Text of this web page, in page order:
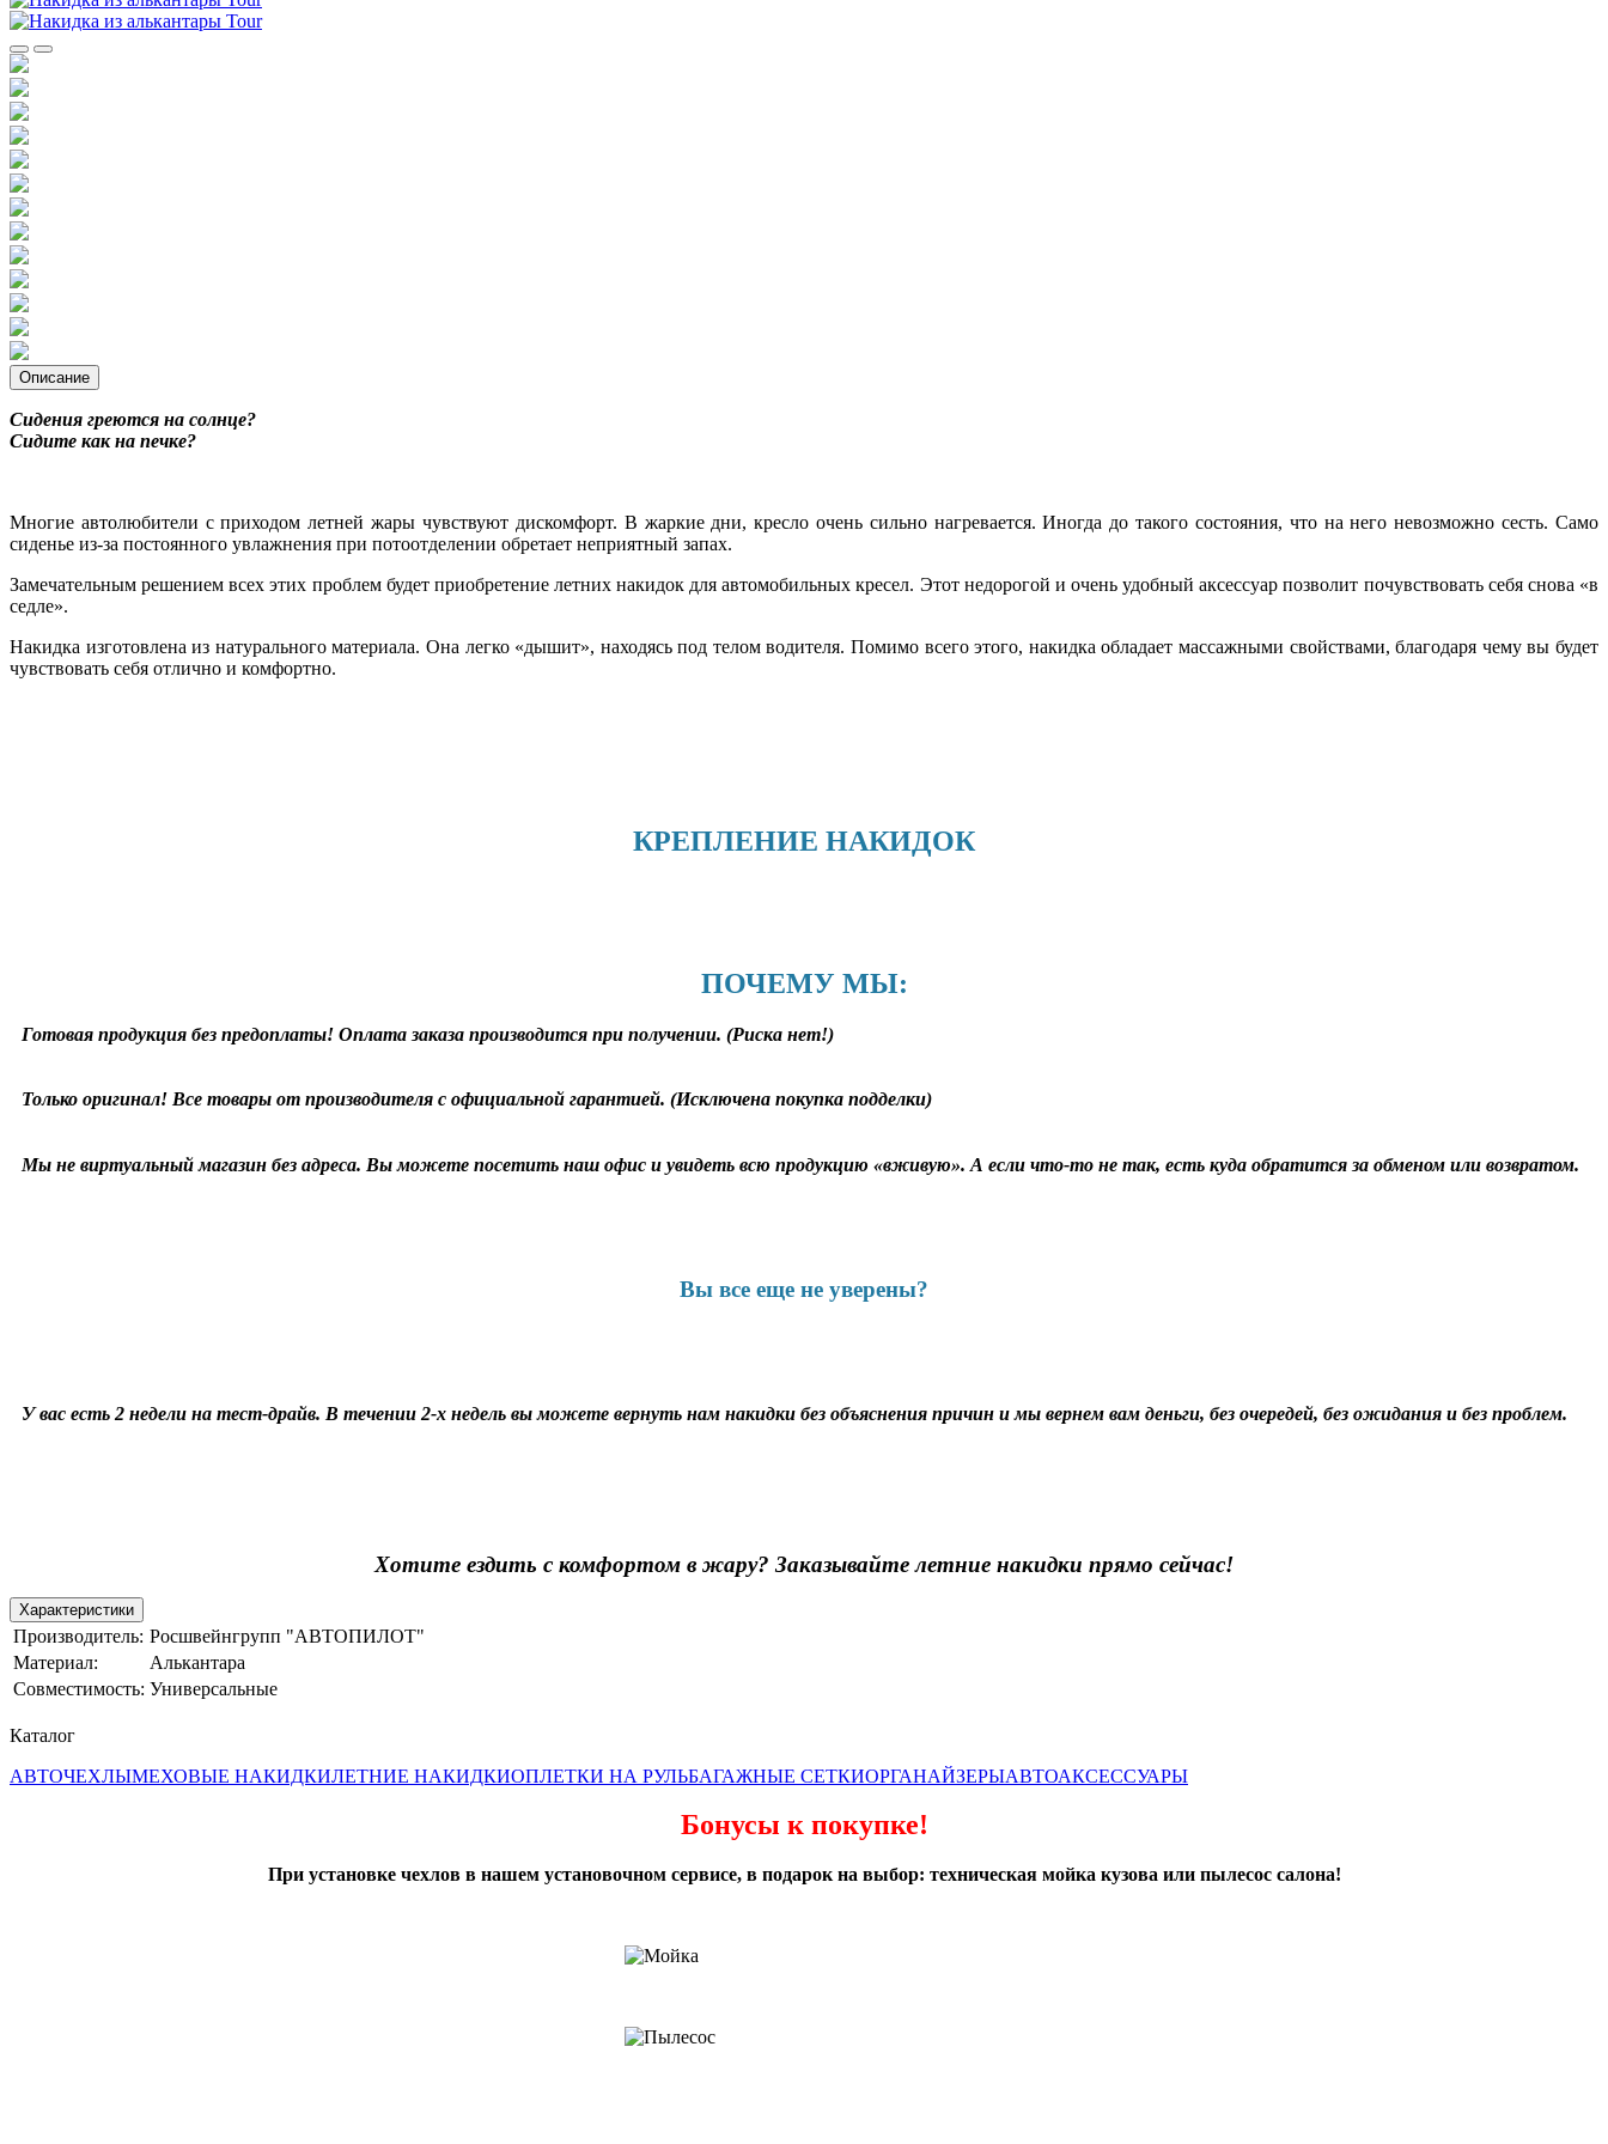
Описание
Сидения греются на солнце?
Сидите как на печке?
Многие автолюбители с приходом летней жары чувствуют дискомфорт. В жаркие дни, кресло очень сильно нагревается. Иногда до такого состояния, что на него невозможно сесть. Само
сиденье из-за постоянного увлажнения при потоотделении обретает неприятный запах.
Замечательным решением всех этих проблем будет приобретение летних накидок для автомобильных кресел. Этот недорогой и очень удобный аксессуар позволит почувствовать себя снова «в
седле».
Накидка изготовлена из натурального материала. Она легко «дышит», находясь под телом водителя. Помимо всего этого, накидка обладает массажными свойствами, благодаря чему вы будет
чувствовать себя отлично и комфортно.
КРЕПЛЕНИЕ НАКИДОК
ПОЧЕМУ МЫ:
Готовая продукция без предоплаты! Оплата заказа производится при получении. (Риска нет!)
Только оригинал! Все товары от производителя с официальной гарантией. (Исключена покупка подделки)
Мы не виртуальный магазин без адреса. Вы можете посетить наш офис и увидеть всю продукцию «вживую». А если что-то не так, есть куда обратится за обменом или возвратом.
Вы все еще не уверены?
У вас есть 2 недели на тест-драйв. В течении 2-х недель вы можете вернуть нам накидки без объяснения причин и мы вернем вам деньги, без очередей, без ожидания и без проблем.
Хотите ездить с комфортом в жару? Заказывайте летние накидки прямо сейчас!
Характеристики
Производитель: Росшвейнгрупп "АВТОПИЛОТ"
Материал:
Алькантара
Совместимость: Универсальные
Каталог
АВТОЧЕХЛЫМЕХОВЫЕ НАКИДКИЛЕТНИЕ НАКИДКИОПЛЕТКИ НА РУЛЬБАГАЖНЫЕ СЕТКИОРГАНАЙЗЕРЫАВТОАКСЕССУАРЫ
Бонусы к покупке!
При установке чехлов в нашем установочном сервисе, в подарок на выбор: техническая мойка кузова или пылесос салона!